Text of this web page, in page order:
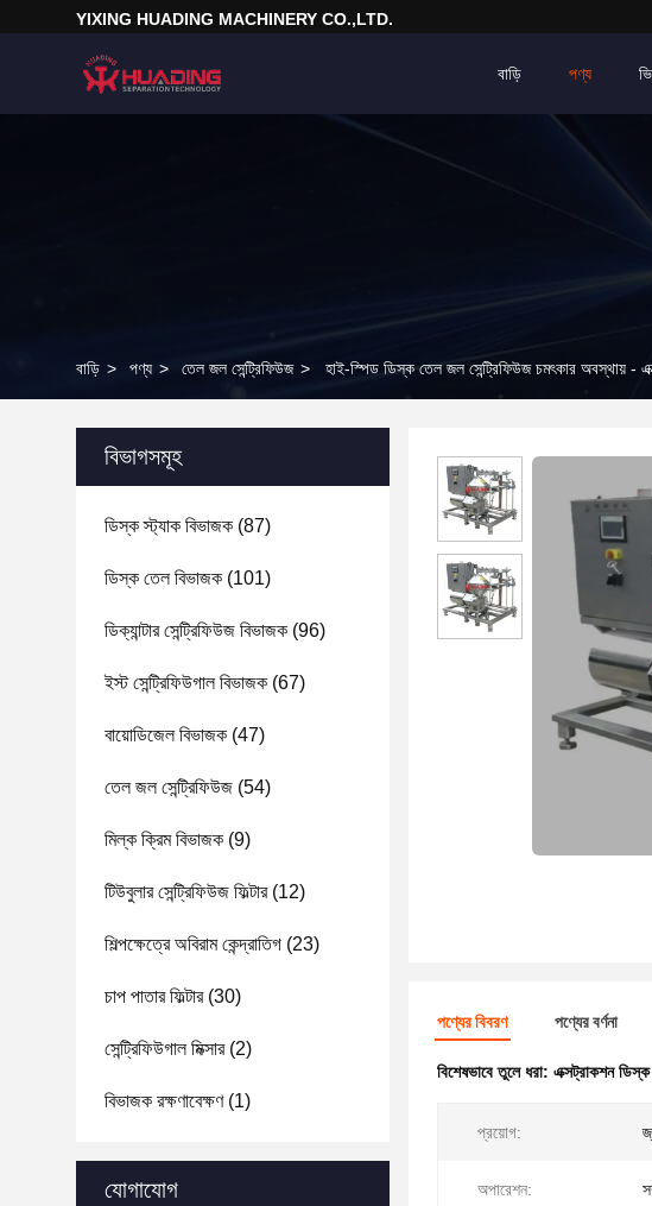
YIXING HUADING MACHINERY CO.,LTD.
বাড়ি পণ্য
বাড়ি > পণ্য > তেল জল সেন্ট্রিফিউজ > হাই-স্পিড ডিস্ক তেল জল সেন্ট্রিফিউজ চমৎকার অবস্থায় -
বিভাগসমূহ
ডিস্ক স্ট্যাক বিভাজক (87)
ডিস্ক তেল বিভাজক (101)
ডিক্যান্টার সেন্ট্রিফিউজ বিভাজক (96)
ইস্ট সেন্ট্রিফিউগাল বিভাজক (67)
বায়োডিজেল বিভাজক (47)
তেল জল সেন্ট্রিফিউজ (54)
মিল্ক ক্রিম বিভাজক (9)
টিউবুলার সেন্ট্রিফিউজ ফিল্টার(12)
শিল্পক্ষেত্রে অবিরাম কেন্দ্রাতিগ (23)
চাপ পাতার ফিল্টার(30)
সেন্ট্রিফিউগাল মিক্সার(2)
বিভাজক রক্ষণাবেক্ষণ(1)
যোগাযোগ
পণ্যের বিবরণ পণ্যের বর্ণনা
বিশেষভাবে তুলে ধরা: এক্সট্রাকশন
প্রয়োগ:
অপারেশন: